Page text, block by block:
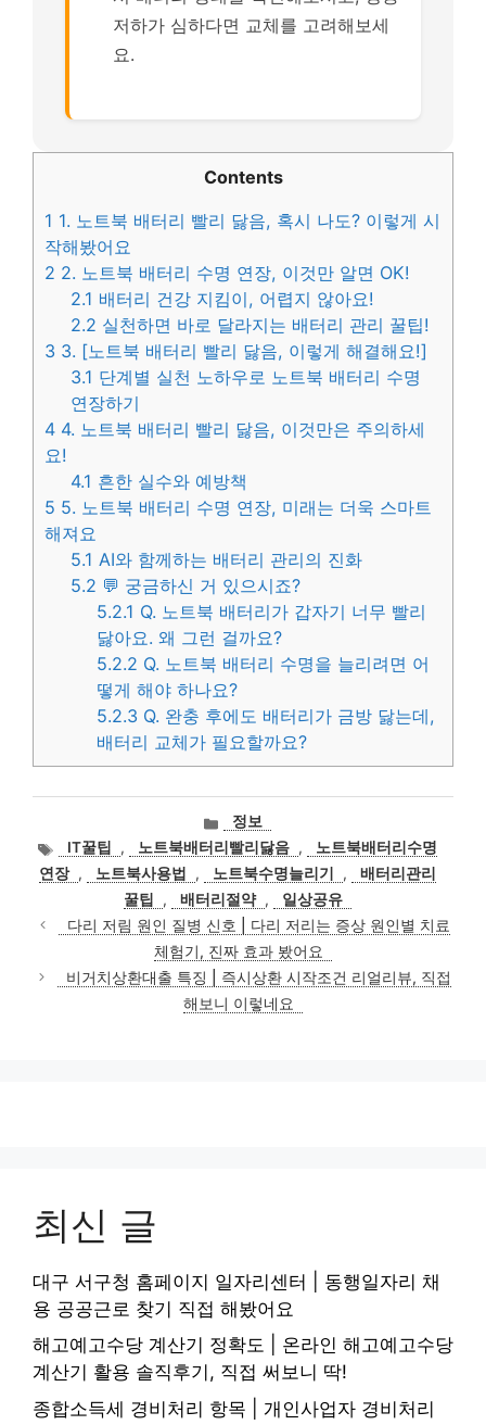
저하가 심하다면 교체를 고려해보세
요.
Contents
1 1. 노트북 배터리 빨리 닳음, 혹시 나도? 이렇게 시
작해봤어요
2 2. 노트북 배터리 수명 연장, 이것만 알면 OK!
2.1 배터리 건강 지킴이, 어렵지 않아요!
2.2 실천하면 바로 달라지는 배터리 관리 꿀팁!
3 3. [노트북 배터리 빨리 닳음, 이렇게 해결해요!]
3.1 단계별 실천 노하우로 노트북 배터리 수명
연장하기
4 4. 노트북 배터리 빨리 닳음, 이것만은 주의하세
요!
4.1 흔한 실수와 예방책
5 5. 노트북 배터리 수명 연장, 미래는 더욱 스마트
해져요
5.1 AI와 함께하는 배터리 관리의 진화
5.2 💬 궁금하신 거 있으시죠?
5.2.1 Q. 노트북 배터리가 갑자기 너무 빨리
닳아요. 왜 그런 걸까요?
5.2.2 Q. 노트북 배터리 수명을 늘리려면 어
떻게 해야 하나요?
5.2.3 Q. 완충 후에도 배터리가 금방 닳는데,
배터리 교체가 필요할까요?
카
테
고
리
정보
태
그
IT꿀팁 , 노트북배터리빨리닳음 ,
노트북배터리수명
연장 , 노트북사용법 , 노트북수명늘리기 ,
배터리관리
꿀팁
, 배터리절약 ,
일상공유
다리 저림 원인 질병 신호 | 다리 저리는 증상 원인별 치료
체험기, 진짜 효과 봤어요
비거치상환대출 특징 | 즉시상환 시작조건 리얼리뷰, 직접
해보니 이렇네요
최신 글
대구 서구청 홈페이지 일자리센터 | 동행일자리 채
용 공공근로 찾기 직접 해봤어요
해고예고수당 계산기 정확도 | 온라인 해고예고수당
계산기 활용 솔직후기, 직접 써보니 딱!
종합소득세 경비처리 항목 | 개인사업자 경비처리